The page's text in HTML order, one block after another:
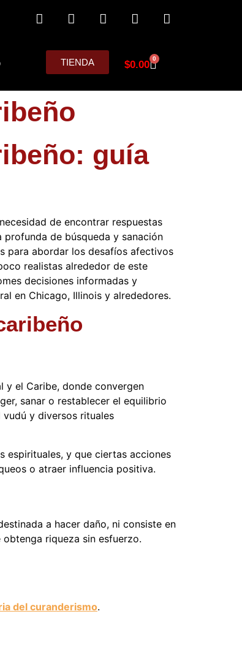
TIENDA $0.00 0
guía
de encontrar respuestas
de búsqueda y sanación
para abordar los desafíos afectivos
realistas alrededor de este
decisiones informadas y
en Chicago, Illinois y alrededores.
y el Caribe, donde convergen
sanar o restablecer el equilibrio
vudú y diversos rituales
espirituales, y que ciertas acciones
o atraer influencia positiva.
a hacer daño, ni consiste en
riqueza sin esfuerzo.
del curanderismo.